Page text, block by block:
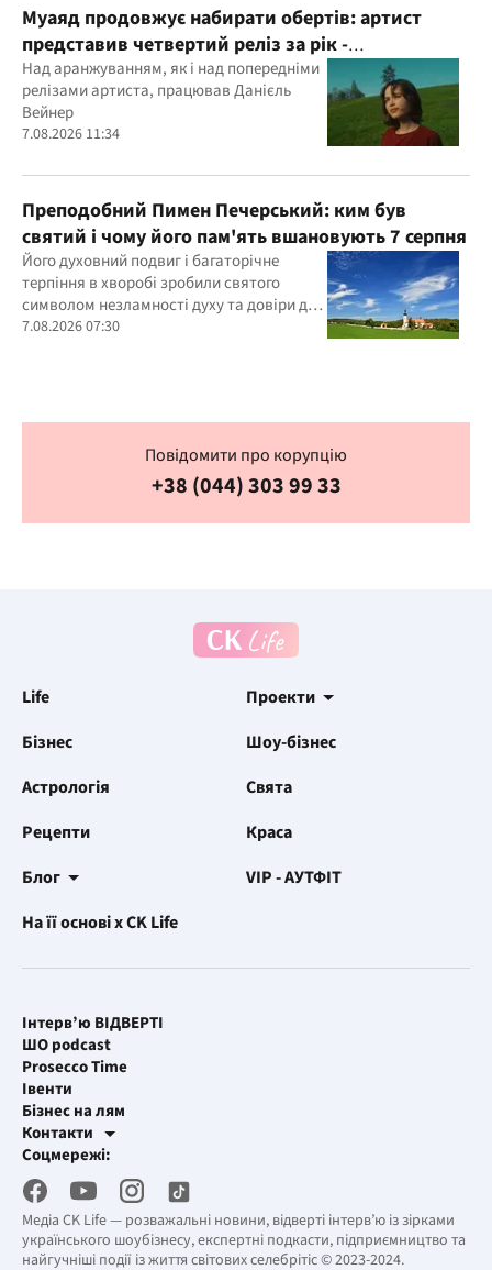
Муаяд продовжує набирати обертів: артист
представив четвертий реліз за рік -
кінематографічну баладу "Ти одна"
Над аранжуванням, як і над попередніми
релізами артиста, працював Данієль
Вейнер
7.08.2026 11:34
Преподобний Пимен Печерський: ким був
святий і чому його пам'ять вшановують 7 серпня
Його духовний подвиг і багаторічне
терпіння в хворобі зробили святого
символом незламності духу та довіри до
Бога
7.08.2026 07:30
Повідомити про корупцію
+38 (044) 303 99 33
Life
Проекти
Бізнес
Шоу-бізнес
Астрологія
Свята
Рецепти
Краса
Блог
VIP - АУТФІТ
На її основі x CK Life
Медіа CK Life — розважальні новини, відверті інтерв’ю із зірками
українського шоубізнесу, експертні подкасти, підприємництво та
найгучніші події із життя світових селебрітіс © 2023-2024.
Інтерв’ю ВІДВЕРТІ
ШО podcast
Prosecco Time
Івенти
Бізнес на лям
Контакти
Рекламні інтеграції
Робоча пошта
Соцмережі: